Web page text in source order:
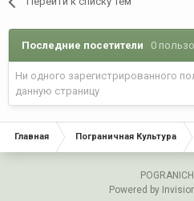
Последние посетители 0
Ни одного зарегистрированного
данную страницу
Главная Пограничная Культура
Powered by